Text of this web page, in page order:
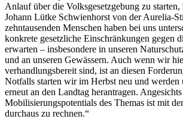
Anlauf über die Volksgesetzgebung zu
Johann Lütke Schwienhorst von der Aurelia-
zehntausenden Menschen haben bei uns
konkrete gesetzliche Einschränkungen gegen
erwarten – insbesondere in unseren
und an unseren Gewässern. Auch wenn wir
verhandlungsbereit sind, ist an diesen
Notfalls starten wir im Herbst neu und werden
erneut an den Landtag herantragen.
Mobilisierungspotentials des Themas ist mit
durchaus zu rechnen.“